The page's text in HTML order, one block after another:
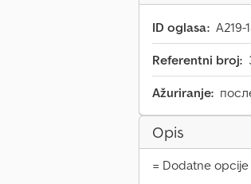
ID oglasa: A219-
Referentni broj:
Ažuriranje:
Opis
= Dodatne